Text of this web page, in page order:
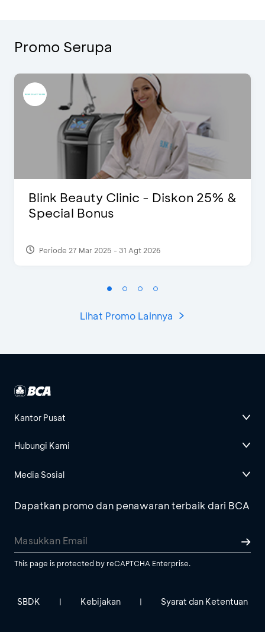
Promo Serupa
Blink Beauty Clinic - Diskon 25% &
Special Bonus
Periode 27 Mar 2025 - 31 Agt 2026
Lihat Promo Lainnya
Kantor Pusat
Hubungi Kami
Media Sosial
Dapatkan promo dan penawaran terbaik dari BCA
This page is protected by reCAPTCHA Enterprise.
SBDK | Kebijakan | Syarat dan Ketentuan